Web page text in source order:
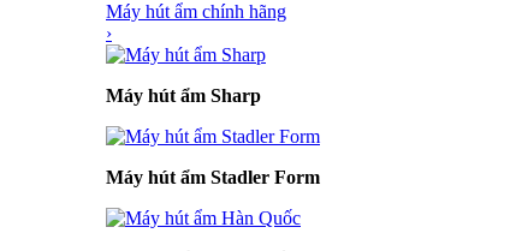
Máy hút ẩm chính hãng
›
Máy hút ẩm Sharp
Máy hút ẩm Stadler Form